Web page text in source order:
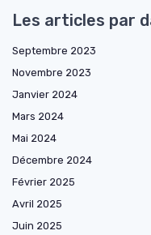
Les articles par
Septembre 2023
Novembre 2023
Janvier 2024
Mars 2024
Mai 2024
Décembre 2024
Février 2025
Avril 2025
Juin 2025